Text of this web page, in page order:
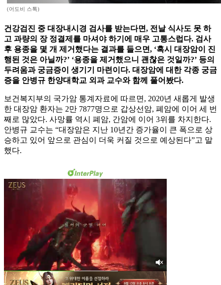
(어도비 스톡)
건강검진 중 대장내시경 검사를 받는다면, 전날 식사도 못 하
고 과량의 장 정결제를 마셔야 하기에 매우 고통스럽다. 검사
후 용종을 몇 개 제거했다는 결과를 들으면, ‘혹시 대장암이 진
행된 것은 아닐까?’ ‘용종을 제거했으니 괜찮은 것일까?’ 등의
두려움과 궁금증이 생기기 마련이다. 대장암에 대한 각종 궁금
증을 안병규 한양대학교 외과 교수와 함께 풀어봤다.
보건복지부의 국가암 통계자료에 따르면, 2020년 새롭게 발생
한 대장암 환자는 2만 7877명으로 갑상선암, 폐암에 이어 세 번
째로 많았다. 사망률 역시 폐암, 간암에 이어 3위를 차지한다.
안병규 교수는 “대장암은 지난 10년간 증가율이 큰 폭으로 상
승하고 있어 앞으로 관심이 더욱 커질 것으로 예상된다”고 말
했다.